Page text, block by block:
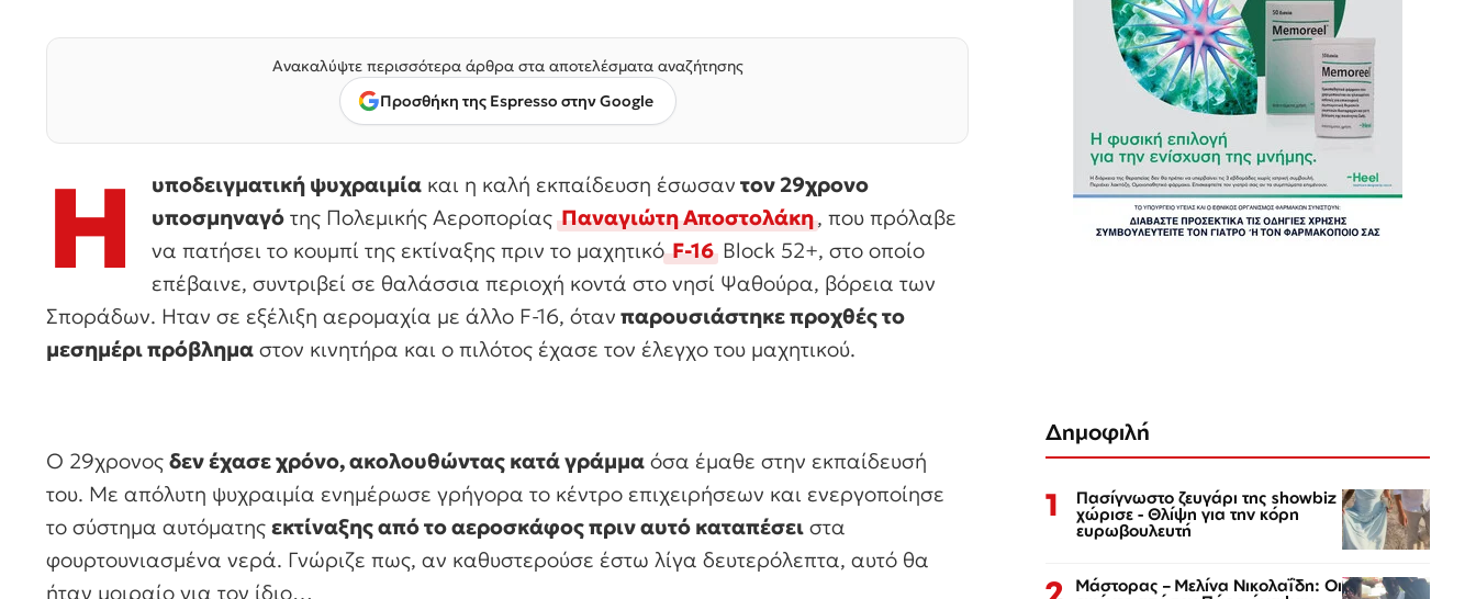
Ανακαλύψτε περισσότερα άρθρα στα αποτελέσματα αναζήτησης
Προσθήκη της Espresso στην Google
Η υποδειγματική ψυχραιμία και η καλή εκπαίδευση έσωσαν τον 29χρονο
υποσμηναγό της Πολεμικής ΑεροπορίαςΠαναγιώτη Αποστολάκη, που πρόλαβε
να πατήσει το κουμπί της εκτίναξης πριν το μαχητικόF-16Block 52+, στο οποίο
επέβαινε, συντριβεί σε θαλάσσια περιοχή κοντά στο νησί Ψαθούρα, βόρεια των
Σποράδων. Ηταν σε εξέλιξη αερομαχία με άλλο F-16, όταν παρουσιάστηκε προχθές το
μεσημέρι πρόβλημα στον κινητήρα και ο πιλότος έχασε τον έλεγχο του μαχητικού.
Ο 29χρονος δεν έχασε χρόνο, ακολουθώντας κατά γράμμα όσα έμαθε στην εκπαίδευσή
του. Με απόλυτη ψυχραιμία ενημέρωσε γρήγορα το κέντρο επιχειρήσεων και ενεργοποίησε
το σύστημα αυτόματης εκτίναξης από το αεροσκάφος πριν αυτό καταπέσει στα
φουρτουνιασμένα νερά. Γνώριζε πως, αν καθυστερούσε έστω λίγα δευτερόλεπτα, αυτό θα
ήταν μοιραίο για τον ίδιο…
Δημοφιλή
1 Πασίγνωστο ζευγάρι της showbiz
χώρισε - Θλίψη για την κόρη
ευρωβουλευτή
Μάστορας – Μελίνα Νικολαΐδη: Οι